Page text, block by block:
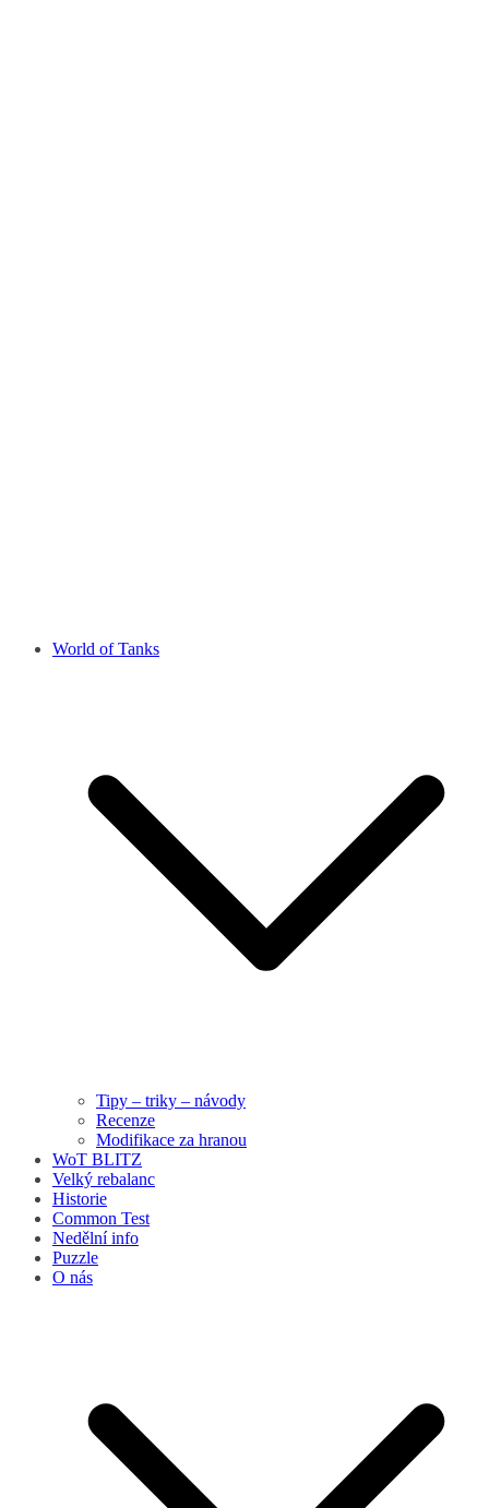
World of Tanks
Tipy – triky – návody
Recenze
Modifikace za hranou
WoT BLITZ
Velký rebalanc
Historie
Common Test
Nedělní info
Puzzle
O nás